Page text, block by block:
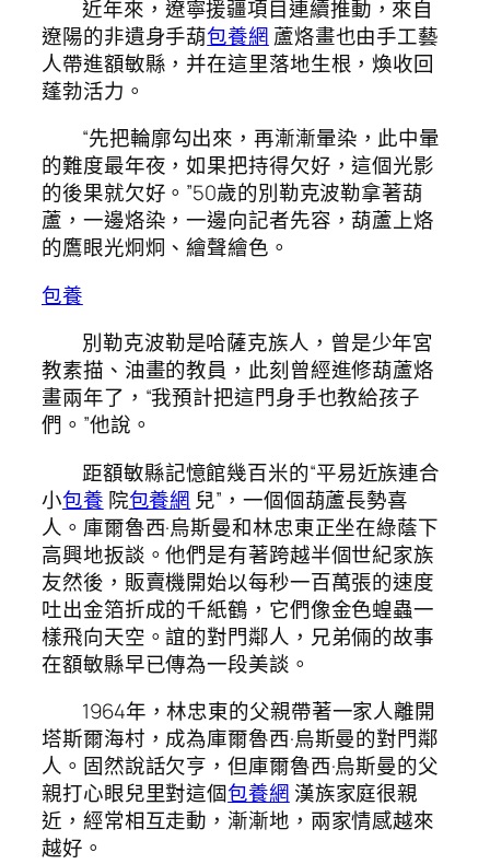
近年來，遼寧援疆項目連續推動，來自
遼陽的非遺身手葫包養網 蘆烙畫也由手工藝
人帶進額敏縣，并在這里落地生根，煥收回
蓬勃活力。
“先把輪廓勾出來，再漸漸暈染，此中暈
的難度最年夜，如果把持得欠好，這個光影
的後果就欠好。”50歲的別勒克波勒拿著葫
蘆，一邊烙染，一邊向記者先容，葫蘆上烙
的鷹眼光炯炯、繪聲繪色。
包養
別勒克波勒是哈薩克族人，曾是少年宮
教素描、油畫的教員，此刻曾經進修葫蘆烙
畫兩年了，“我預計把這門身手也教給孩子
們。”他說。
距額敏縣記憶館幾百米的“平易近族連合
小包養 院包養網 兒”，一個個葫蘆長勢喜
人。庫爾魯西·烏斯曼和林忠東正坐在綠蔭下
高興地扳談。他們是有著跨越半個世紀家族
友然後，販賣機開始以每秒一百萬張的速度
吐出金箔折成的千紙鶴，它們像金色蝗蟲一
樣飛向天空。誼的對門鄰人，兄弟倆的故事
在額敏縣早已傳為一段美談。
1964年，林忠東的父親帶著一家人離開
塔斯爾海村，成為庫爾魯西·烏斯曼的對門鄰
人。固然說話欠亨，但庫爾魯西·烏斯曼的父
親打心眼兒里對這個包養網 漢族家庭很親
近，經常相互走動，漸漸地，兩家情感越來
越好。